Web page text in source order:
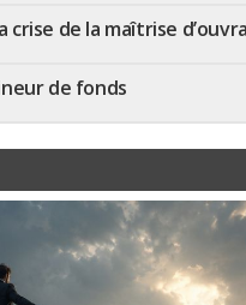
crise de la maîtrise
de fonds